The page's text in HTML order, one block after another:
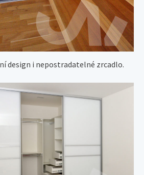
design i nepostradatelné zrcadlo.